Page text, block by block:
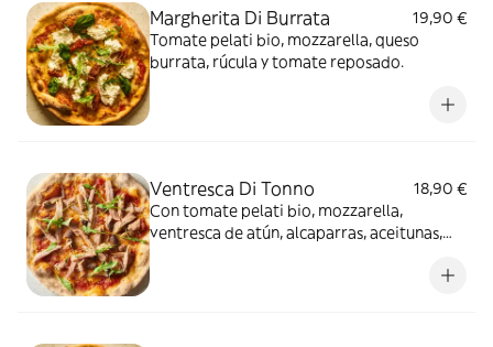
Margherita Di Burrata
19,90 €
Tomate pelati bio, mozzarella, queso
burrata, rúcula y tomate reposado.
Ventresca Di Tonno
18,90 €
Con tomate pelati bio, mozzarella,
ventresca de atún, alcaparras, aceitunas,